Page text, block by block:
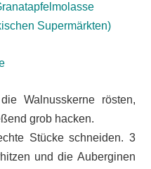
Supermärkten)
Walnusskerne rösten,
grob hacken.
Stücke schneiden. 3
und die Auberginen